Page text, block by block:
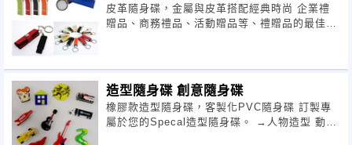
皮革隨身碟，金屬與皮革搭配經典時尚 企業禮
贈品、商務禮品、活動贈品等、禮贈品的最佳選
造型隨身碟 創意隨身碟
橡膠款造型隨身碟，客製化PVC隨身碟 訂製專
屬於您的Specal造型隨身碟。 →人物造型 動物